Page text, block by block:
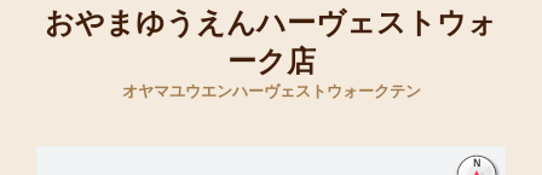
おやまゆうえんハーヴェストウォ
ーク店
オヤマユウエンハーヴェストウォークテン